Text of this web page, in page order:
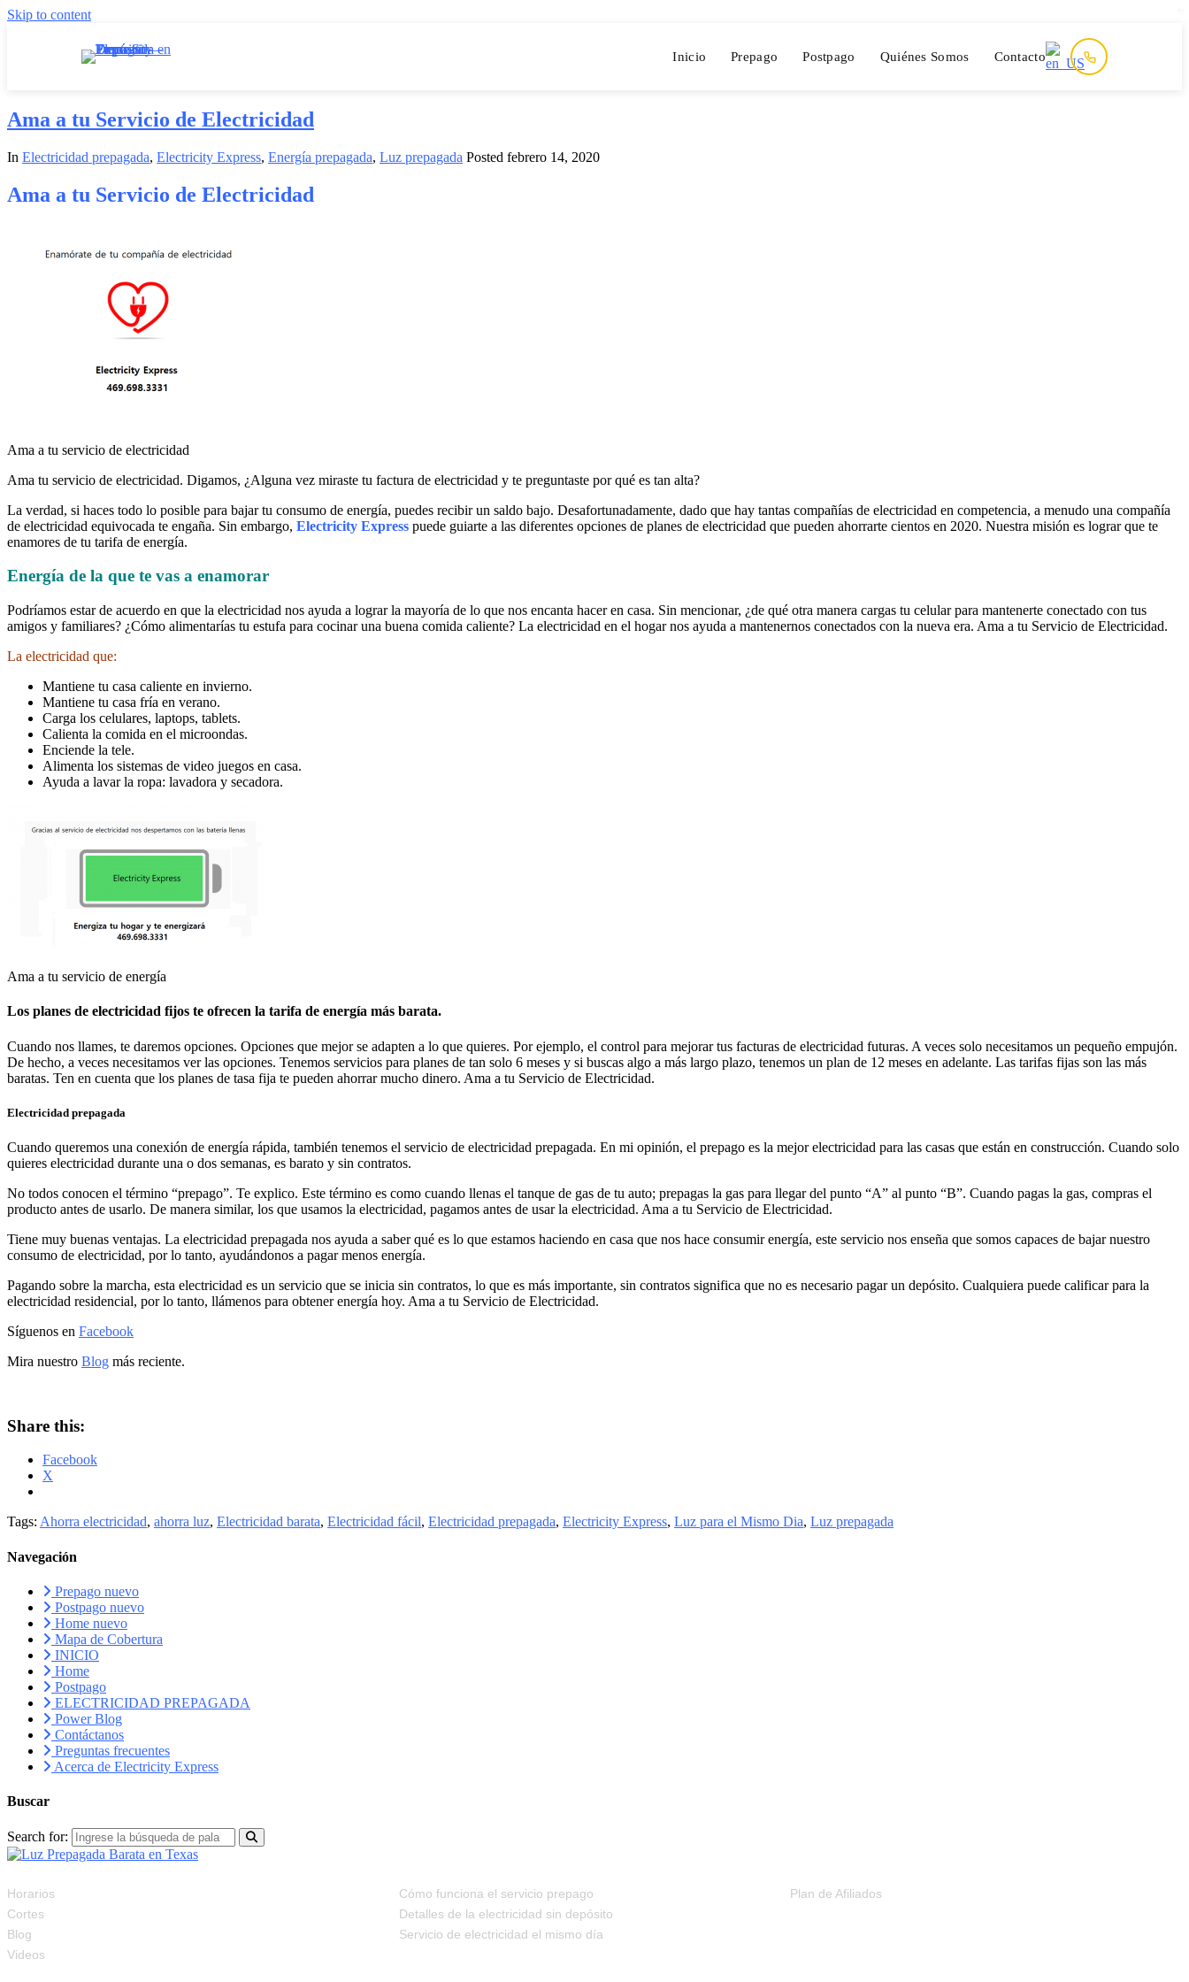
Skip to content
Inicio Prepago Postpago Quiénes Somos Contacto
Ama a tu Servicio de Electricidad
In Electricidad prepagada, Electricity Express, Energía prepagada, Luz prepagada Posted febrero 14, 2020
Ama a tu Servicio de Electricidad
Ama a tu servicio de electricidad
Ama tu servicio de electricidad. Digamos, ¿Alguna vez miraste tu factura de electricidad y te preguntaste por qué es tan alta?
La verdad, si haces todo lo posible para bajar tu consumo de energía, puedes recibir un saldo bajo. Desafortunadamente, dado que hay tantas compañías de electricidad en competencia, a menudo una compañía
de electricidad equivocada te engaña. Sin embargo, Electricity Express puede guiarte a las diferentes opciones de planes de electricidad que pueden ahorrarte cientos en 2020. Nuestra misión es lograr que te
enamores de tu tarifa de energía.
Energía de la que te vas a enamorar
Podríamos estar de acuerdo en que la electricidad nos ayuda a lograr la mayoría de lo que nos encanta hacer en casa. Sin mencionar, ¿de qué otra manera cargas tu celular para mantenerte conectado con tus
amigos y familiares? ¿Cómo alimentarías tu estufa para cocinar una buena comida caliente? La electricidad en el hogar nos ayuda a mantenernos conectados con la nueva era. Ama a tu Servicio de Electricidad.
La electricidad que:
Mantiene tu casa caliente en invierno.
Mantiene tu casa fría en verano.
Carga los celulares, laptops, tablets.
Calienta la comida en el microondas.
Enciende la tele.
Alimenta los sistemas de video juegos en casa.
Ayuda a lavar la ropa: lavadora y secadora.
Ama a tu servicio de energía
Los planes de electricidad fijos te ofrecen la tarifa de energía más barata.
Cuando nos llames, te daremos opciones. Opciones que mejor se adapten a lo que quieres. Por ejemplo, el control para mejorar tus facturas de electricidad futuras. A veces solo necesitamos un pequeño empujón.
De hecho, a veces necesitamos ver las opciones. Tenemos servicios para planes de tan solo 6 meses y si buscas algo a más largo plazo, tenemos un plan de 12 meses en adelante. Las tarifas fijas son las más
baratas. Ten en cuenta que los planes de tasa fija te pueden ahorrar mucho dinero. Ama a tu Servicio de Electricidad.
Electricidad prepagada
Cuando queremos una conexión de energía rápida, también tenemos el servicio de electricidad prepagada. En mi opinión, el prepago es la mejor electricidad para las casas que están en construcción. Cuando solo
quieres electricidad durante una o dos semanas, es barato y sin contratos.
No todos conocen el término “prepago”. Te explico. Este término es como cuando llenas el tanque de gas de tu auto; prepagas la gas para llegar del punto “A” al punto “B”. Cuando pagas la gas, compras el
producto antes de usarlo. De manera similar, los que usamos la electricidad, pagamos antes de usar la electricidad. Ama a tu Servicio de Electricidad.
Tiene muy buenas ventajas. La electricidad prepagada nos ayuda a saber qué es lo que estamos haciendo en casa que nos hace consumir energía, este servicio nos enseña que somos capaces de bajar nuestro
consumo de electricidad, por lo tanto, ayudándonos a pagar menos energía.
Pagando sobre la marcha, esta electricidad es un servicio que se inicia sin contratos, lo que es más importante, sin contratos significa que no es necesario pagar un depósito. Cualquiera puede calificar para la
electricidad residencial, por lo tanto, llámenos para obtener energía hoy. Ama a tu Servicio de Electricidad.
Síguenos en Facebook
Mira nuestro Blog más reciente.
Share this:
Facebook
X
Tags: Ahorra electricidad, ahorra luz, Electricidad barata, Electricidad fácil, Electricidad prepagada, Electricity Express, Luz para el Mismo Dia, Luz prepagada
Navegación
Prepago nuevo
Postpago nuevo
Home nuevo
Mapa de Cobertura
INICIO
Home
Postpago
ELECTRICIDAD PREPAGADA
Power Blog
Contáctanos
Preguntas frecuentes
Acerca de Electricity Express
Buscar
Search for:
Horarios
Cortes
Blog
Videos
Cómo funciona el servicio prepago
Detalles de la electricidad sin depósito
Servicio de electricidad el mismo día
Plan de Afiliados